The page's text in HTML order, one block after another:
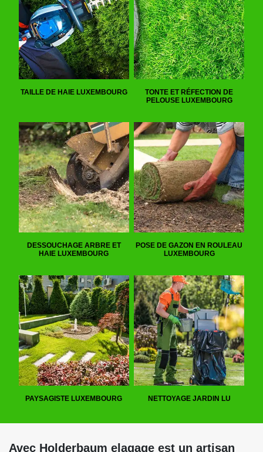
TAILLE DE HAIE LUXEMBOURG
TONTE ET RÉFECTION DE
PELOUSE LUXEMBOURG
DESSOUCHAGE ARBRE ET
HAIE LUXEMBOURG
POSE DE GAZON EN ROULEAU
LUXEMBOURG
PAYSAGISTE LUXEMBOURG NETTOYAGE JARDIN LU
Avec Holderbaum elagage est un artisan